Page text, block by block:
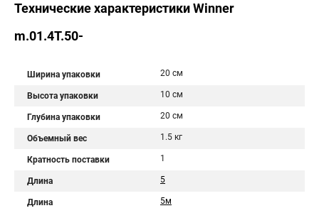
Технические характеристики Winner
m.01.4T.50-
Ширина упаковки 20 см
Высота упаковки 10 см
Глубина упаковки 20 см
Объемный вес 1.5 кг
Кратность поставки 1
Длина 5
Длина 5м